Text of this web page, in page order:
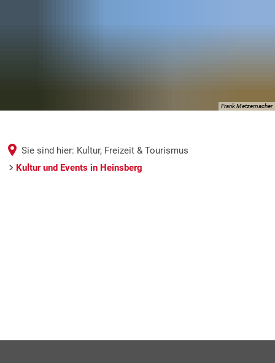
Frank Metzemacher
Sie sind hier: Kultur, Freizeit & Tourismus
Kultur und Events in Heinsberg